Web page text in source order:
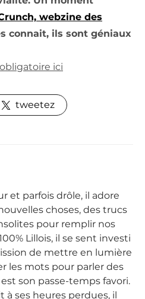
webzine des
connait, ils sont géniaux
ici
tweetez
et parfois drôle, il adore
choses, des trucs
pour remplir nos
Lillois, il se sent investi
de mettre en lumière
les mots pour parler des
son passe-temps favori.
à ses heures perdues, il